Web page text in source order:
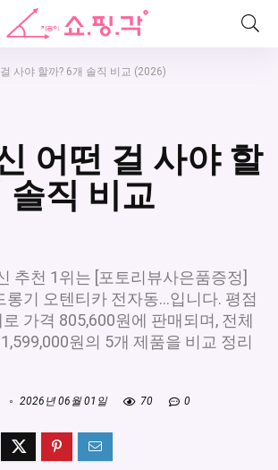
사야 할까? 6개 솔직 비교 (2026)
어떤 걸 사야 할
솔직 비교
추천 1위는 [포토리뷰사은품증정]
기 오텐티카 전자동...입니다. 평점
가격 805,600원에 판매되며, 전체
원의 5개 제품을 비교 정리
2026년 06월 01일 70 0